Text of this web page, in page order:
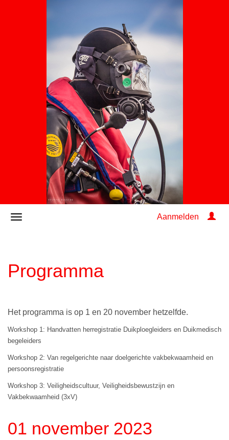
Aanmelden
Programma
Het programma is op 1 en 20 november hetzelfde.
Workshop 1: Handvatten herregistratie Duikploegleiders en Duikmedisch
begeleiders
Workshop 2: Van regelgerichte naar doelgerichte vakbekwaamheid en
persoonsregistratie
Workshop 3: Veiligheidscultuur, Veiligheidsbewustzijn en
Vakbekwaamheid (3xV)
01 november 2023